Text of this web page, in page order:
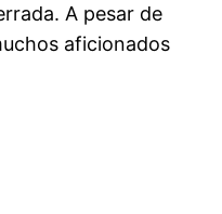
A pesar de
aficionados